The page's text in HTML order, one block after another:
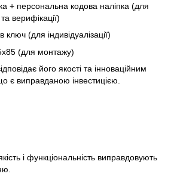
+ персональна кодова наліпка (для
верифікації)
ключ (для індивідуалізації)
(для монтажу)
його якості та інноваційним
є виправданою інвестицією.
і функціональність виправдовують